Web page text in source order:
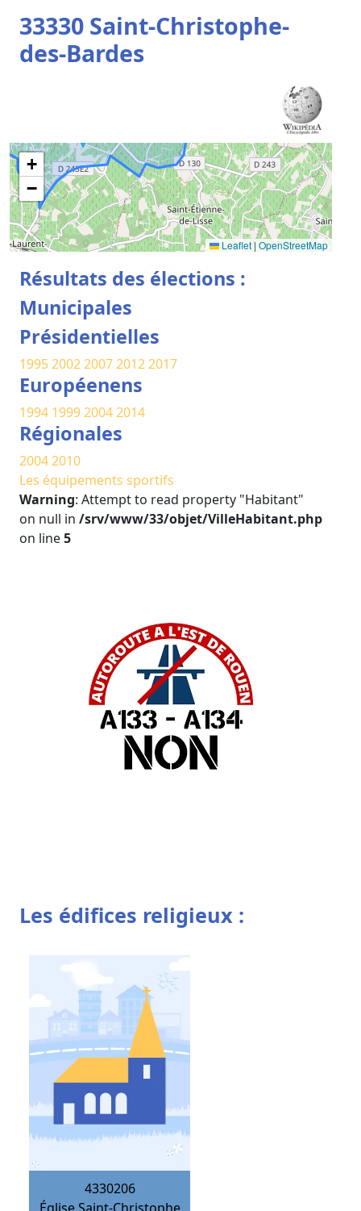
33330 Saint-Christophe-
des-Bardes
+
−
Leaflet | OpenStreetMap
Résultats des élections :
Municipales
Présidentielles
19952002200720122017
Européenens
1994 199920042014
Régionales
20042010
Les équipements sportifs
Warning: Attempt to read property "Habitant"
on null in /srv/www/33/objet/VilleHabitant.php
on line5
Les édifices religieux :
4330206